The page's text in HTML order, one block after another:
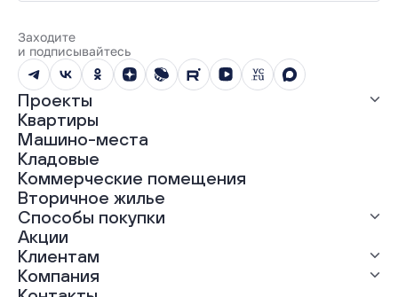
Заходите
и подписывайтесь
Проекты
Все проекты
ЖК «Абрикос»
ЖК «Гравитация»
ЖК «Грин Гарден»
ЖК «Динамика»
ЖК «Мохито»
ЖК «Современник»
ЖК «Янтарная долина»
Квартиры
Машино-места
Кладовые
Коммерческие помещения
Вторичное жилье
Способы покупки
Выгодная ипотека
Рассрочка
Материнский капитал
Акции
Клиентам
Ход строительства
Компания